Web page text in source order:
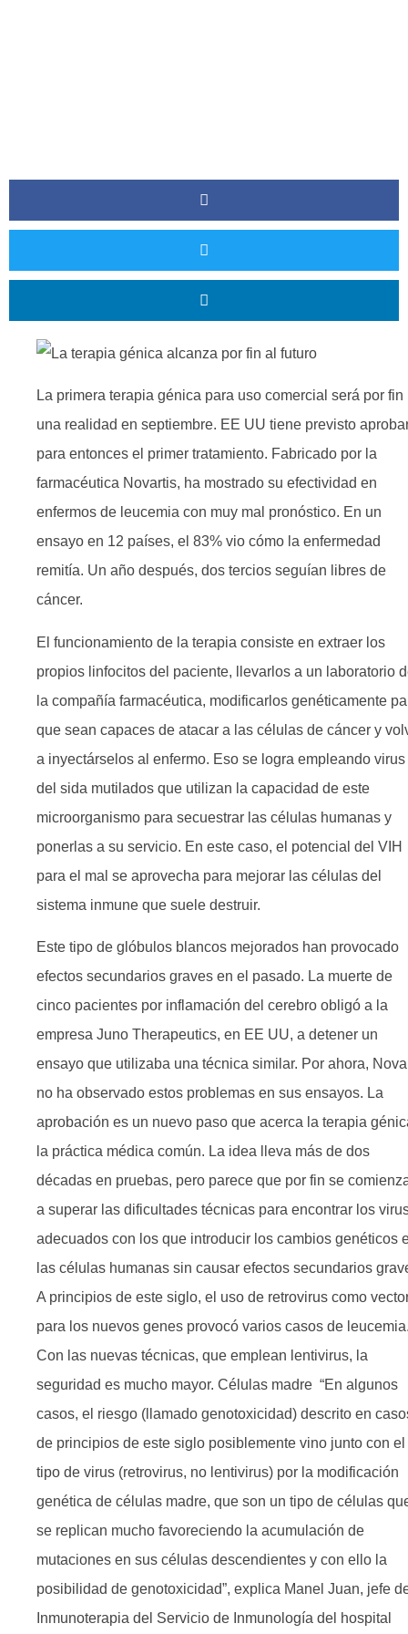
La primera terapia génica para uso comercial será por fin
una realidad en septiembre. EE UU tiene previsto
para entonces el primer tratamiento. Fabricado por la
farmacéutica Novartis, ha mostrado su efectividad en
enfermos de leucemia con muy mal pronóstico. En un
ensayo en 12 países, el 83% vio cómo la enfermedad
remitía. Un año después, dos tercios seguían libres de
cáncer.
El funcionamiento de la terapia consiste en extraer los
propios linfocitos del paciente, llevarlos a un laboratorio
la compañía farmacéutica, modificarlos genéticamente
que sean capaces de atacar a las células de cáncer y
a inyectárselos al enfermo. Eso se logra empleando virus
del sida mutilados que utilizan la capacidad de este
microorganismo para secuestrar las células humanas y
ponerlas a su servicio. En este caso, el potencial del VIH
para el mal se aprovecha para mejorar las células del
sistema inmune que suele destruir.
Este tipo de glóbulos blancos mejorados han provocado
efectos secundarios graves en el pasado. La muerte de
cinco pacientes por inflamación del cerebro obligó a la
empresa Juno Therapeutics, en EE UU, a detener un
ensayo que utilizaba una técnica similar. Por ahora,
no ha observado estos problemas en sus ensayos. La
aprobación es un nuevo paso que acerca la terapia
la práctica médica común. La idea lleva más de dos
décadas en pruebas, pero parece que por fin se
a superar las dificultades técnicas para encontrar los
adecuados con los que introducir los cambios genéticos
las células humanas sin causar efectos secundarios
A principios de este siglo, el uso de retrovirus como
para los nuevos genes provocó varios casos de
Con las nuevas técnicas, que emplean lentivirus, la
seguridad es mucho mayor. Células madre “En algunos
casos, el riesgo (llamado genotoxicidad) descrito en
de principios de este siglo posiblemente vino junto con el
tipo de virus (retrovirus, no lentivirus) por la modificación
genética de células madre, que son un tipo de células
se replican mucho favoreciendo la acumulación de
mutaciones en sus células descendientes y con ello la
posibilidad de genotoxicidad”, explica Manel Juan, jefe
Inmunoterapia del Servicio de Inmunología del hospital